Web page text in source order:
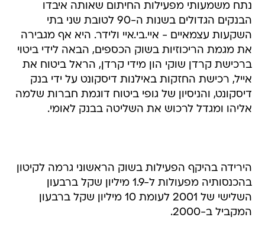
נתח משמעותי מפעילות החיתום שאותה איבדו
הבנקים הגדולים בשנות ה-90 לטובת שני בתי
השקעות עצמאיים - איי.בי.איי ולידר. היא אף מגבירה
את מגמת הריכוזיות בשוק הכספים, הבאה לידי ביטוי
ברכישת קרדן שוקי הון מידי קרדן, הראל ביטוח את
אייל, רכישת החזקות באילנות דיסקונט על ידי בנק
דיסקונט, והניסיון של גופי ביטוח דוגמת חברות שלמה
אליהו ומגדל לרכוש את השליטה בבנק לאומי.
הירידה בהיקף הפעילות בשוק הראשוני גרמה לקיטון
בהכנסותיה מפעולות ל-1.9 מיליון שקל ברבעון
השלישי של 2001 לעומת 10 מיליון שקל ברבעון
המקביל ב-2000.